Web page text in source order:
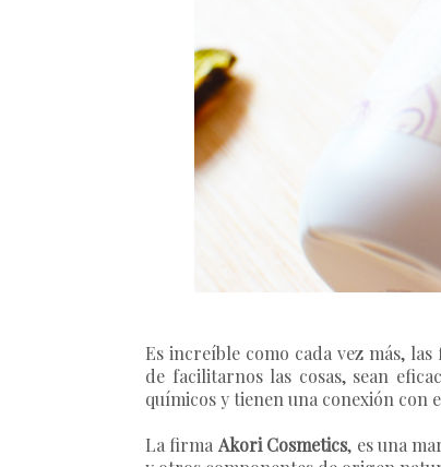
Es increíble como cada vez más,
de facilitarnos las cosas, sean
químicos y tienen una conexión con
La firma Akori Cosmetics, es una